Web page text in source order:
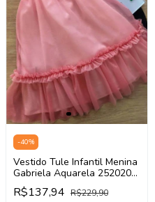
-40%
Vestido Tule Infantil Menina
Gabriela Aquarela 252020
(Rosa)
R$137,94 R$229,90